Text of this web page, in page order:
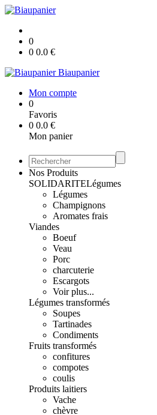
0
0 0.0 €
Biaupanier
Mon compte
0
Favoris
0 0.0 €
Mon panier
Nos Produits
SOLIDARITELégumes
Légumes
Champignons
Aromates frais
Viandes
Boeuf
Veau
Porc
charcuterie
Escargots
Voir plus...
Légumes transformés
Soupes
Tartinades
Condiments
Fruits transformés
confitures
compotes
coulis
Produits laitiers
Vache
chèvre